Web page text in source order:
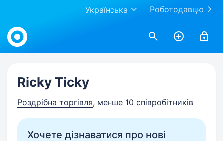
Роботодавцю
Українська
Work.ua
Ricky Ticky
Роздрібна торгівля, менше 10 співробітників
Хочете дізнаватися про нові